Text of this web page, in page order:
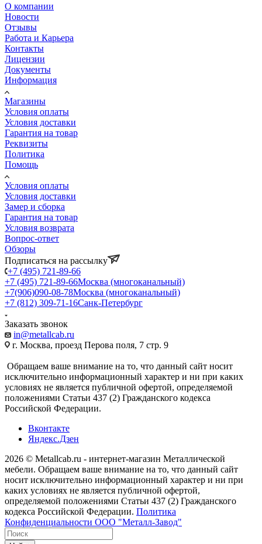
О компании
Новости
Отзывы
Работа и Карьера
Контакты
Лицензии
Документы
Информация
Магазины
Условия оплаты
Условия доставки
Гарантия на товар
Реквизиты
Политика
Помощь
Условия оплаты
Условия доставки
Замер и сборка
Гарантия на товар
Условия возврата
Вопрос-ответ
Обзоры
Подписаться на рассылку
+7 (495) 721-89-66
+7 (495) 721-89-66Москва (многоканальный)
+7(906)090-08-78Москва (многоканальный)
+7 (812) 309-71-16Санк-Петербург
Заказать звонок
in@metallcab.ru
г. Москва, проезд Перова поля, 7 стр. 9
Обращаем ваше внимание на то, что данный сайт носит
исключительно информационный характер и ни при каких
условиях не является публичной офертой, определяемой
положениями Статьи 437 (2) Гражданского кодекса
Российской Федерации.
Вконтакте
Яндекс.Дзен
2026 © Metallcab.ru - интернет-магазин Металлической
мебели. Обращаем ваше внимание на то, что данный сайт
носит исключительно информационный характер и ни при
каких условиях не является публичной офертой,
определяемой положениями Статьи 437 (2) Гражданского
кодекса Российской Федерации. Политика
Конфиденциальности ООО "Металл-Завод"